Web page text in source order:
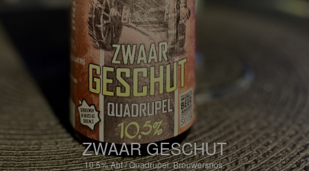
ZWAAR GESCHUT
10.5%Abt / Quadrupel.Brouwersnös.